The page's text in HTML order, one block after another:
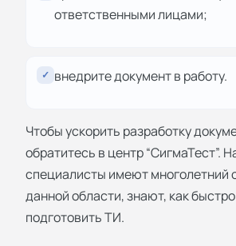
ответственными лицами;
✓ внедрите документ в работу.
Чтобы ускорить разработку
обратитесь в центр “СигмаТест”.
специалисты имеют многолетний
данной области, знают, как
подготовить ТИ.